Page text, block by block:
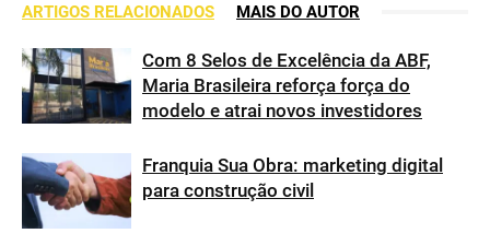
ARTIGOS RELACIONADOS MAIS DO AUTOR
Com 8 Selos de Excelência da ABF,
Maria Brasileira reforça força do
modelo e atrai novos investidores
Franquia Sua Obra: marketing digital
para construção civil